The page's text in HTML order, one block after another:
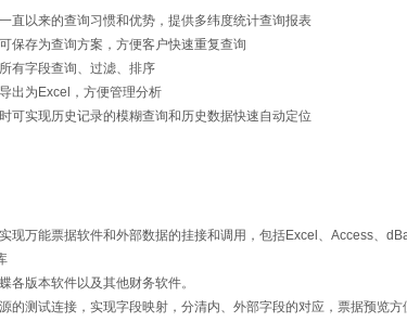
以来的查询习惯和优势，提供多纬度统计查询报表
存为查询方案，方便客户快速重复查询
字段查询、过滤、排序
为Excel，方便管理分析
实现历史记录的模糊查询和历史数据快速自动定位
万能票据软件和外部数据的挂接和调用，包括Excel、Access、
版本软件以及其他财务软件。
测试连接，实现字段映射，分清内、外部字段的对应，票据预览方